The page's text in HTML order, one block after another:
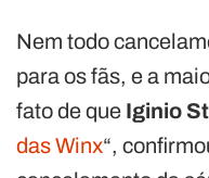
Nem todo
para os fãs, e a
fato de que Iginio
das Winx“,